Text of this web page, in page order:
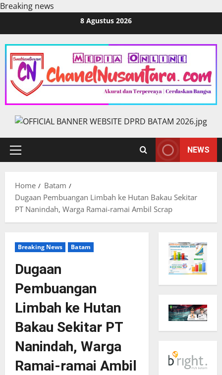
Breaking news
content
8 Agustus 2026
Primary
NEWS
Home
Batam
Dugaan Pembuangan Limbah ke Hutan Bakau Sekitar
PT Nanindah, Warga Ramai-ramai Ambil Scrap
Breaking News Batam
Dugaan
Pembuangan
Limbah ke Hutan
Bakau Sekitar PT
Nanindah, Warga
Ramai-ramai Ambil